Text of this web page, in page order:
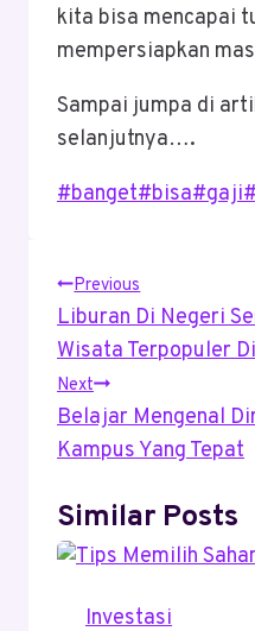
kita bisa mencapai
mempersiapkan
Sampai jumpa di
selanjutnya….
Post
#banget#bisa#gaji
Post
Navigation
Previous
Liburan Di Negeri
Wisata Terpopuler
Next
Belajar Mengenal
Kampus Yang Tepat
Similar Posts
Investasi